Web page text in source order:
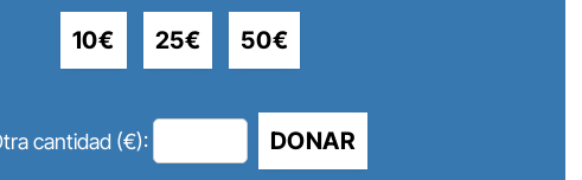
10€ 25€ 50€
cantidad (€): DONAR